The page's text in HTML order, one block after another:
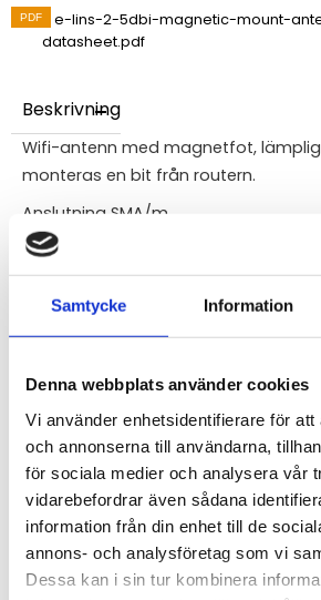
Samtycke Information
Denna webbplats använder cookies
Vi använder enhetsidentifierare för att
och annonserna till användarna,
för sociala medier och analysera vår
vidarebefordrar även sådana
information från din enhet till de
annons- och analysföretag som vi
Dessa kan i sin tur kombinera
e-lins-2-5dbi-magnetic-mount-
datasheet.pdf
Beskrivning
Wifi-antenn med magnetfot,
monteras en bit från routern.
Anslutning SMA/m
Kabellängd: 2,5m
Omdömen
Du